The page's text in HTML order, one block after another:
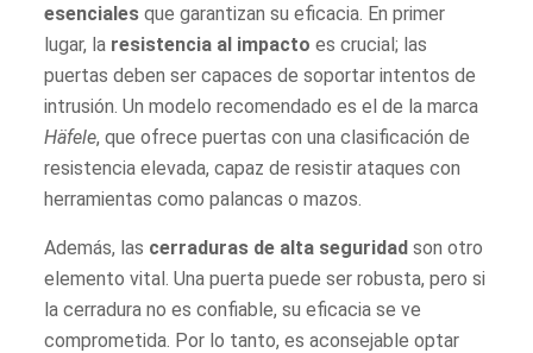
esenciales que garantizan su eficacia. En primer
lugar, la resistencia al impacto es crucial; las
puertas deben ser capaces de soportar intentos de
intrusión. Un modelo recomendado es el de la marca
Häfele, que ofrece puertas con una clasificación de
resistencia elevada, capaz de resistir ataques con
herramientas como palancas o mazos.
Además, las cerraduras de alta seguridad son otro
elemento vital. Una puerta puede ser robusta, pero si
la cerradura no es confiable, su eficacia se ve
comprometida. Por lo tanto, es aconsejable optar